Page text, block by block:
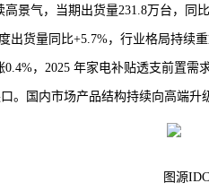
景气，当期出货量231.8万台，同
出货量同比+5.7%，行业格局持续
，2025 年家电补贴透支前置
。国内市场产品结构持续向高端升
图源IDC